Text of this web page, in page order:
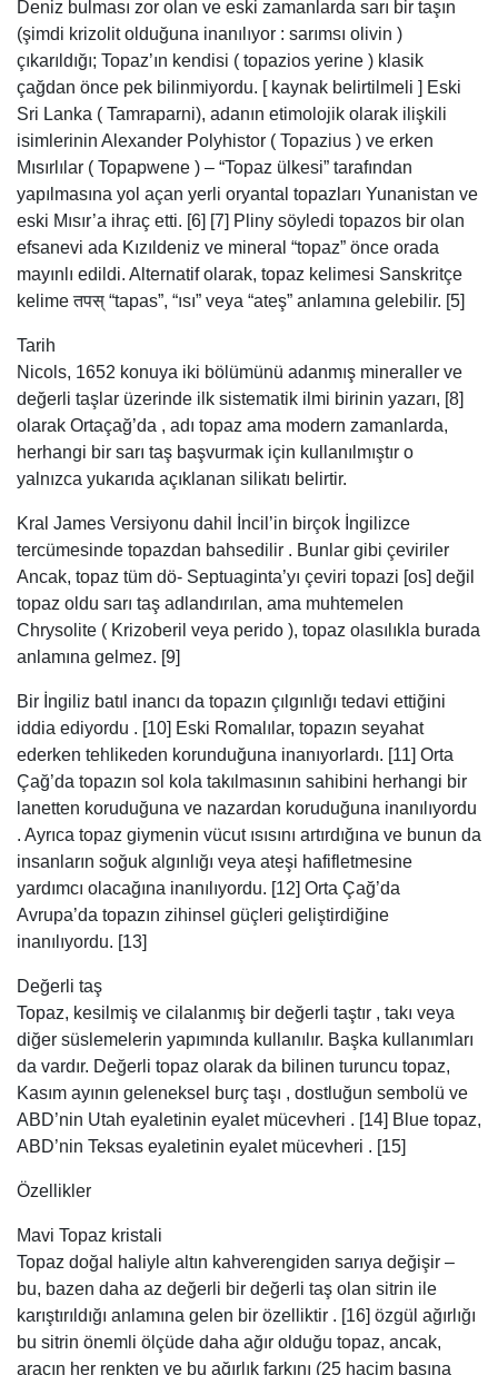
Deniz bulması zor olan ve eski zamanlarda sarı bir taşın
(şimdi krizolit olduğuna inanılıyor : sarımsı olivin )
çıkarıldığı; Topaz’ın kendisi ( topazios yerine ) klasik
çağdan önce pek bilinmiyordu. [ kaynak belirtilmeli ] Eski
Sri Lanka ( Tamraparni), adanın etimolojik olarak ilişkili
isimlerinin Alexander Polyhistor ( Topazius ) ve erken
Mısırlılar ( Topapwene ) – “Topaz ülkesi” tarafından
yapılmasına yol açan yerli oryantal topazları Yunanistan ve
eski Mısır’a ihraç etti. [6] [7] Pliny söyledi topazos bir olan
efsanevi ada Kızıldeniz ve mineral “topaz” önce orada
mayınlı edildi. Alternatif olarak, topaz kelimesi Sanskritçe
kelime तपस् “tapas”, “ısı” veya “ateş” anlamına gelebilir. [5]
Tarih
Nicols, 1652 konuya iki bölümünü adanmış mineraller ve
değerli taşlar üzerinde ilk sistematik ilmi birinin yazarı, [8]
olarak Ortaçağ’da , adı topaz ama modern zamanlarda,
herhangi bir sarı taş başvurmak için kullanılmıştır o
yalnızca yukarıda açıklanan silikatı belirtir.
Kral James Versiyonu dahil İncil’in birçok İngilizce
tercümesinde topazdan bahsedilir . Bunlar gibi çeviriler
Ancak, topaz tüm dö- Septuaginta’yı çeviri topazi [os] değil
topaz oldu sarı taş adlandırılan, ama muhtemelen
Chrysolite ( Krizoberil veya perido ), topaz olasılıkla burada
anlamına gelmez. [9]
Bir İngiliz batıl inancı da topazın çılgınlığı tedavi ettiğini
iddia ediyordu . [10] Eski Romalılar, topazın seyahat
ederken tehlikeden korunduğuna inanıyorlardı. [11] Orta
Çağ’da topazın sol kola takılmasının sahibini herhangi bir
lanetten koruduğuna ve nazardan koruduğuna inanılıyordu
. Ayrıca topaz giymenin vücut ısısını artırdığına ve bunun da
insanların soğuk algınlığı veya ateşi hafifletmesine
yardımcı olacağına inanılıyordu. [12] Orta Çağ’da
Avrupa’da topazın zihinsel güçleri geliştirdiğine
inanılıyordu. [13]
Değerli taş
Topaz, kesilmiş ve cilalanmış bir değerli taştır , takı veya
diğer süslemelerin yapımında kullanılır. Başka kullanımları
da vardır. Değerli topaz olarak da bilinen turuncu topaz,
Kasım ayının geleneksel burç taşı , dostluğun sembolü ve
ABD’nin Utah eyaletinin eyalet mücevheri . [14] Blue topaz,
ABD’nin Teksas eyaletinin eyalet mücevheri . [15]
Özellikler
Mavi Topaz kristali
Topaz doğal haliyle altın kahverengiden sarıya değişir –
bu, bazen daha az değerli bir değerli taş olan sitrin ile
karıştırıldığı anlamına gelen bir özelliktir . [16] özgül ağırlığı
bu sitrin önemli ölçüde daha ağır olduğu topaz, ancak,
aracın her renkten ve bu ağırlık farkını (25 hacim başına